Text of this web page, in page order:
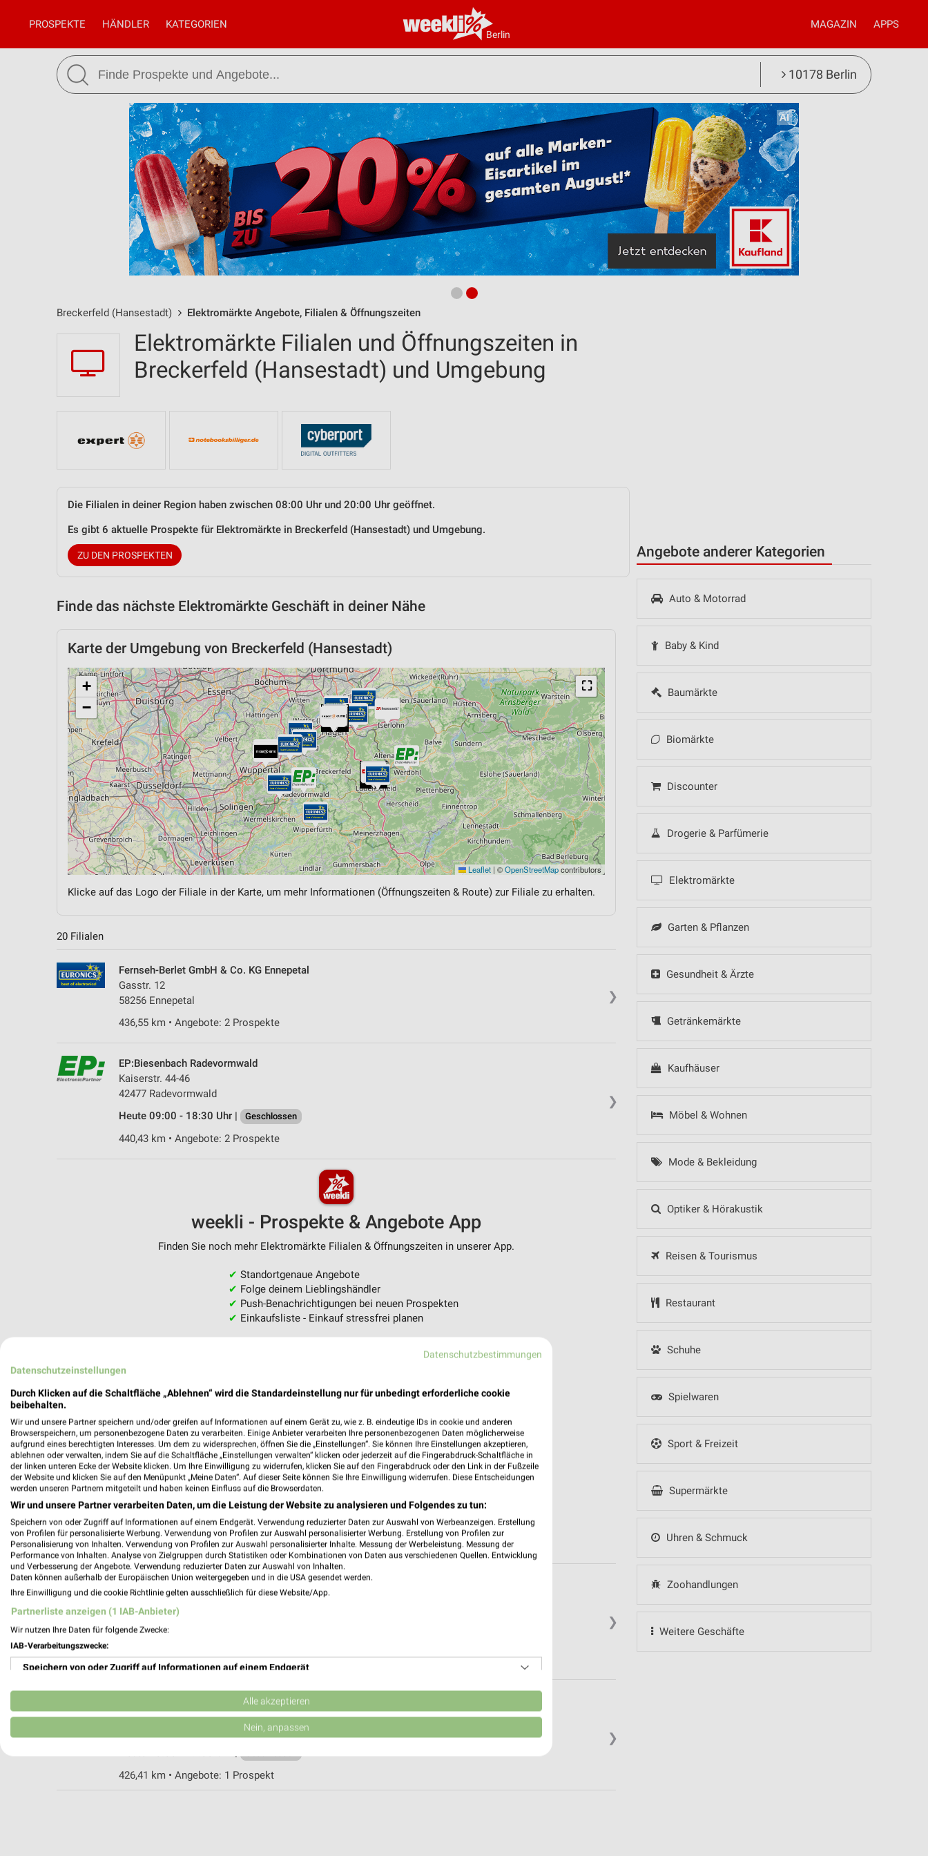
Berlin
PROSPEKTE HÄNDLER KATEGORIEN MAGAZIN APPS
10178 Berlin
Breckerfeld (Hansestadt) Elektromärkte Angebote, Filialen & Öffnungszeiten
Angebote anderer Kategorien
Auto & Motorrad
Baby & Kind
Baumärkte
Biomärkte
Discounter
Drogerie & Parfümerie
Elektromärkte
Garten & Pflanzen
Gesundheit & Ärzte
Getränkemärkte
Kaufhäuser
Möbel & Wohnen
Mode & Bekleidung
Optiker & Hörakustik
Reisen & Tourismus
Restaurant
Schuhe
Spielwaren
Sport & Freizeit
Supermärkte
Uhren & Schmuck
Zoohandlungen
Weitere Geschäfte
Elektromärkte Filialen und Öffnungszeiten in
Breckerfeld (Hansestadt) und Umgebung
Die Filialen in deiner Region haben zwischen 08:00 Uhr und 20:00 Uhr geöffnet.
Es gibt 6 aktuelle Prospekte für Elektromärkte in Breckerfeld (Hansestadt) und Umgebung.
ZU DEN PROSPEKTEN
Finde das nächste Elektromärkte Geschäft in deiner Nähe
Karte der Umgebung von Breckerfeld (Hansestadt)
⛶
+
−
Leaflet | ©OpenStreetMapcontributors
Klicke auf das Logo der Filiale in der Karte, um mehr Informationen (Öffnungszeiten & Route) zur Filiale zu erhalten.
20 Filialen
❯
Fernseh-Berlet GmbH & Co. KG Ennepetal
Gasstr. 12
58256 Ennepetal
436,55 km • Angebote: 2 Prospekte
❯
EP:Biesenbach Radevormwald
Kaiserstr. 44-46
42477 Radevormwald
Heute 09:00 - 18:30 Uhr |
Geschlossen
440,43 km • Angebote: 2 Prospekte
weekli - Prospekte & Angebote App
Finden Sie noch mehr Elektromärkte Filialen & Öffnungszeiten in unserer App.
✔ Standortgenaue Angebote
✔ Folge deinem Lieblingshändler
✔ Push-Benachrichtigungen bei neuen Prospekten
✔ Einkaufsliste - Einkauf stressfrei planen
❯
expert GARTHE Hagen
Kampstraße 34-36
58095 Hagen
Heute 09:30 - 18:30 Uhr |
426,78 km
❯
Mittelstraße 20
426,41 km • Angebote: 1 Prospekt
Datenschutzbestimmungen
Datenschutzeinstellungen
Durch Klicken auf die Schaltfläche „Ablehnen“ wird die Standardeinstellung nur für unbedingt erforderliche cookie
beibehalten.
Wir und unsere Partner speichern und/oder greifen auf Informationen auf einem Gerät zu, wie z. B. eindeutige IDs in cookie und anderen
Browserspeichern, um personenbezogene Daten zu verarbeiten. Einige Anbieter verarbeiten Ihre personenbezogenen Daten möglicherweise
aufgrund eines berechtigten Interesses. Um dem zu widersprechen, öffnen Sie die „Einstellungen“. Sie können Ihre Einstellungen akzeptieren,
ablehnen oder verwalten, indem Sie auf die Schaltfläche „Einstellungen verwalten“ klicken oder jederzeit auf die Fingerabdruck-Schaltfläche in
der linken unteren Ecke der Website klicken. Um Ihre Einwilligung zu widerrufen, klicken Sie auf den Fingerabdruck oder den Link in der Fußzeile
der Website und klicken Sie auf den Menüpunkt „Meine Daten“. Auf dieser Seite können Sie Ihre Einwilligung widerrufen. Diese Entscheidungen
werden unseren Partnern mitgeteilt und haben keinen Einfluss auf die Browserdaten.
Wir und unsere Partner verarbeiten Daten, um die Leistung der Website zu analysieren und Folgendes zu tun:
Speichern von oder Zugriff auf Informationen auf einem Endgerät. Verwendung reduzierter Daten zur Auswahl von Werbeanzeigen. Erstellung
von Profilen für personalisierte Werbung. Verwendung von Profilen zur Auswahl personalisierter Werbung. Erstellung von Profilen zur
Personalisierung von Inhalten. Verwendung von Profilen zur Auswahl personalisierter Inhalte. Messung der Werbeleistung. Messung der
Performance von Inhalten. Analyse von Zielgruppen durch Statistiken oder Kombinationen von Daten aus verschiedenen Quellen. Entwicklung
und Verbesserung der Angebote. Verwendung reduzierter Daten zur Auswahl von Inhalten.
Daten können außerhalb der Europäischen Union weitergegeben und in die USA gesendet werden.
Ihre Einwilligung und die cookie Richtlinie gelten ausschließlich für diese Website/App.
Partnerliste anzeigen (1 IAB-Anbieter)
Wir nutzen Ihre Daten für folgende Zwecke:
IAB-Verarbeitungszwecke:
Speichern von oder Zugriff auf Informationen auf einem Endgerät
Verwendung reduzierter Daten zur Auswahl von Werbeanzeigen
Erstellung von Profilen für personalisierte Werbung
Erstellung von Profilen zur Personalisierung von Inhalten
Alle akzeptieren
Nein, anpassen